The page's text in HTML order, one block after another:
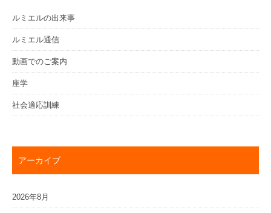
ルミエルの出来事
ルミエル通信
動画でのご案内
座学
社会適応訓練
アーカイブ
2026年8月